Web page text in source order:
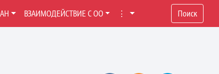
ВЗАИМОДЕЙСТВИЕ С ОО ⋮ Поиск